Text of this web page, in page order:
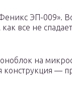
ЭП-009».
как все не
на
конструкция —